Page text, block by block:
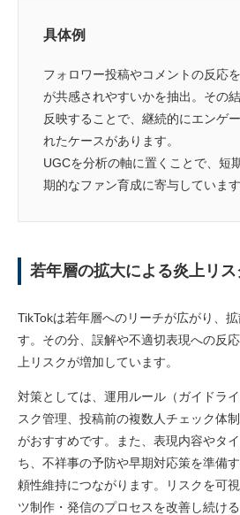
具体例
フォロワー投稿やコメントの反応
が共感されやすいかを抽出。その
反映することで、継続的にエンゲ
れたケースがあります。
UGCを分析の軸に置くことで、短
期的なファン育成に寄与しています
若年層の拡大による炎上リ
TikTokは若年層へのリーチが広がり、
す。その分、誤解や不適切表現への反
上リスクが増加しています。
対策としては、運用ルール（ガイドラ
スク管理、投稿前の複数人チェック体
がおすすめです。また、表現内容やタ
ち、不祥事の予防や早期対応策を準備
頼性維持につながります。リスクを可
ツ制作・発信のプロセスを改善し続ける